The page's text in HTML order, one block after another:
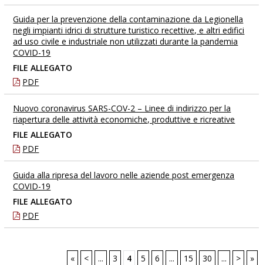
Guida per la prevenzione della contaminazione da Legionella
negli impianti idrici di strutture turistico recettive, e altri edifici
ad uso civile e industriale non utilizzati durante la pandemia
COVID-19
FILE ALLEGATO
PDF
Nuovo coronavirus SARS-COV-2 – Linee di indirizzo per la
riapertura delle attività economiche, produttive e ricreative
FILE ALLEGATO
PDF
Guida alla ripresa del lavoro nelle aziende post emergenza
COVID-19
FILE ALLEGATO
PDF
« < ... 3 4 5 6 ... 15 30 ... > »